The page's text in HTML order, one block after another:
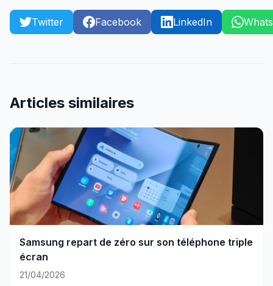
Twitter Facebook LinkedIn
Articles similaires
Samsung repart de zéro sur son téléphone triple
écran
21/04/2026